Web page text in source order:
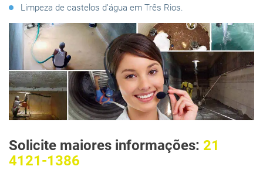
Limpeza de castelos d’água em Três Rios.
Solicite maiores informações: 21
4121-1386